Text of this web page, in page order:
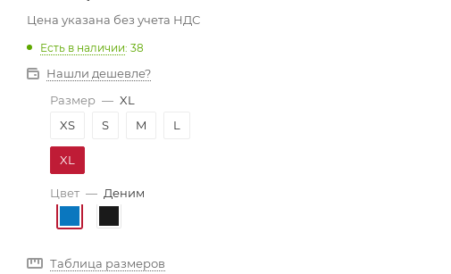
Цена указана без учета НДС
Есть в наличии: 38
Нашли дешевле?
Размер — XL
XS
S M L
XL
Цвет — Деним
Таблица размеров